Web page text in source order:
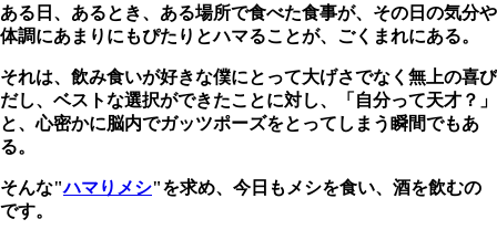
ある日、あるとき、ある場所で食べた食事が、その日の気分や
体調にあまりにもぴたりとハマることが、ごくまれにある。
それは、飲み食いが好きな僕にとって大げさでなく無上の喜び
だし、ベストな選択ができたことに対し、「自分って天才？」
と、心密かに脳内でガッツポーズをとってしまう瞬間でもあ
る。
そんな"ハマりメシ"を求め、今日もメシを食い、酒を飲むの
です。